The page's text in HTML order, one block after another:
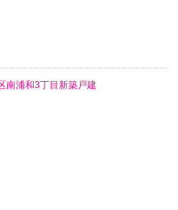
南浦和3丁目新築戸建